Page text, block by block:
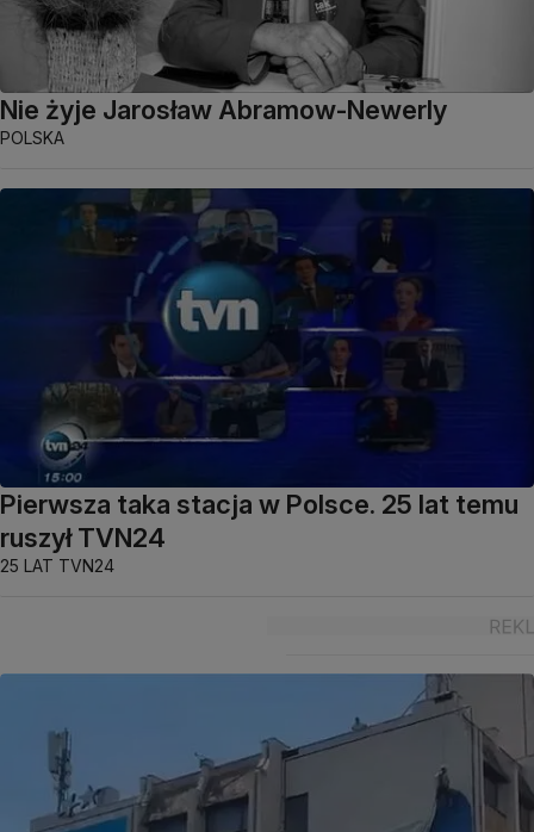
Nie żyje Jarosław Abramow-Newerly
POLSKA
Pierwsza taka stacja w Polsce. 25 lat temu
ruszył TVN24
25 LAT TVN24